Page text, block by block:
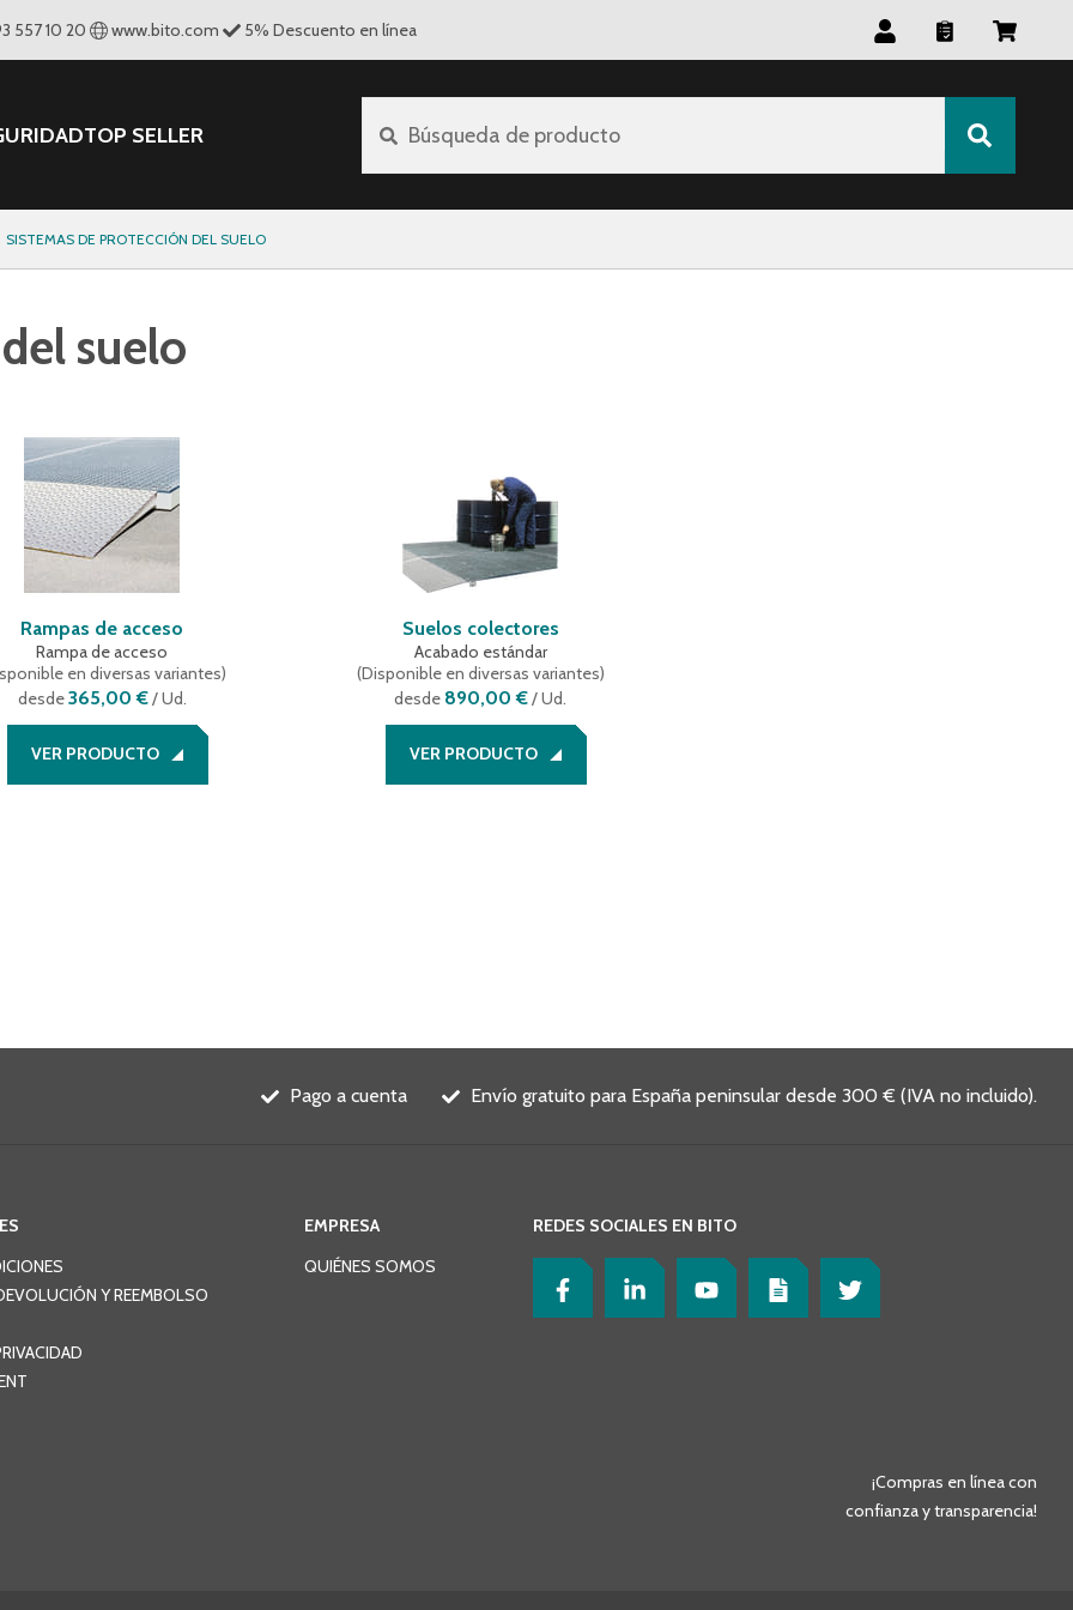
557 10 20 www.bito.com 5% Descuento en línea
TOP SELLER Búsqueda de producto
SISTEMAS DE PROTECCIÓN DEL SUELO
suelo
Rampas de acceso
Rampa de acceso
en diversas variantes)
desde365,00 €/ Ud.
VER PRODUCTO
Suelos colectores
Acabado estándar
(Disponible en diversas variantes)
desde 890,00 €/ Ud.
VER PRODUCTO
Pago a cuenta Envío gratuito para España peninsular desde 300 € (IVA no incluido).
Y REEMBOLSO
EMPRESA
QUIÉNES SOMOS
REDES SOCIALES EN BITO
¡Compras en línea con
confianza y transparencia!